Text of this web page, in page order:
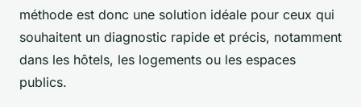
méthode est donc une solution idéale pour ceux qui
souhaitent un diagnostic rapide et précis, notamment
dans les hôtels, les logements ou les espaces
publics.